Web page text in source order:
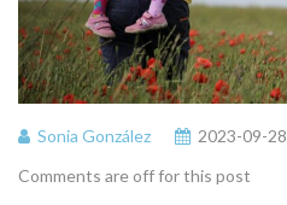
Sonia González 2023-09-28
Comments are off for this post